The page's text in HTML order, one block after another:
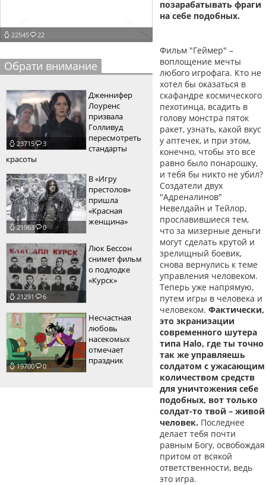
пїЅпїЅпїЅпїЅпїЅпїЅпїЅпїЅпїЅпїЅпїЅ
пїЅпїЅпїЅ
пїЅпїЅпїЅпїЅпїЅпїЅпїЅпїЅпїЅ
пїЅпїЅпїЅ пїЅпїЅпїЅпїЅпїЅ
пїЅпїЅпїЅ пїЅпїЅпїЅпїЅпїЅпїЅ
пїЅпїЅпїЅпїЅпїЅ
пїЅпїЅпїЅпїЅпїЅпїЅпїЅпїЅпїЅпїЅ
пїЅпїЅпїЅпїЅпїЅпїЅпїЅпїЅпїЅпїЅ
22545 22
Обрати внимание
23715 3
Дженнифер
Лоуренс
призвала
Голливуд
пересмотреть
стандарты
красоты
21963 0
В «Игру
престолов»
пришла
«Красная
женщина»
21291 6
Люк Бессон
снимет фильм
о подлодке
«Курск»
19700 0
Несчастная
любовь
насекомых
отмечает
праздник
позарабатывать фраги
на себе подобных.
Фильм "Геймер" –
воплощение мечты
любого игрофага. Кто не
хотел бы оказаться в
скафандре космического
пехотинца, всадить в
голову монстра пяток
ракет, узнать, какой вкус
у аптечек, и при этом,
конечно, чтобы это все
равно было понарошку,
и тебя бы никто не убил?
Создатели двух
"Адреналинов"
Невелдайн и Тейлор,
прославившиеся тем,
что за мизерные деньги
могут сделать крутой и
зрелищный боевик,
снова вернулись к теме
управления человеком.
Теперь уже напрямую,
путем игры в человека и
человеком. Фактически,
это экранизации
современного шутера
типа Halo, где ты точно
так же управляешь
солдатом с ужасающим
количеством средств
для уничтожения себе
подобных, вот только
солдат-то твой – живой
человек. Последнее
делает тебя почти
равным Богу, освобождая
притом от всякой
ответственности, ведь
это игра.